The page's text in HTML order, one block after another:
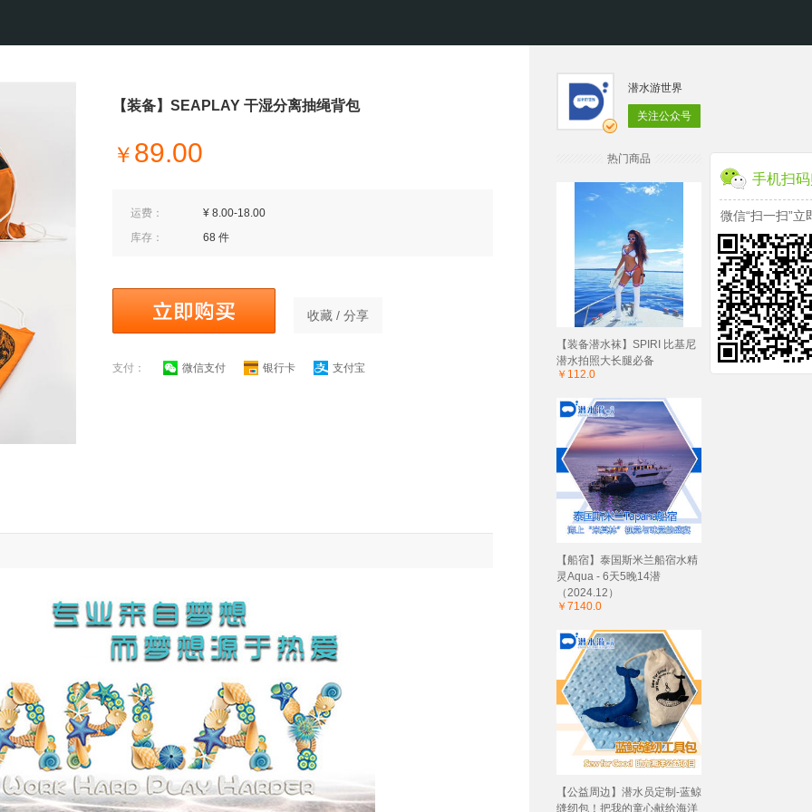
【装备】SEAPLAY 干湿分离抽绳背包
￥ 89.00
运费：
¥ 8.00-18.00
库存：
68 件
收藏 / 分享
支付： 微信支付 银行卡 支付宝
潜水游世界
关注公众号
热门商品
【装备潜水袜】SPIRI 比基尼
潜水拍照大长腿必备
￥112.0
【船宿】泰国斯米兰船宿水精
灵Aqua - 6天5晚14潜
（2024.12）
￥7140.0
【公益周边】潜水员定制-蓝鲸
缝纫包！把我的童心献给海洋
手机扫
微信“扫一扫”立